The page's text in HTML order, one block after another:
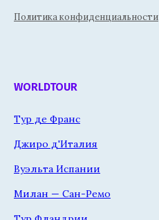
Политика конфиденциальности
WORLDTOUR
Тур де Франс
Джиро д'Италия
Вуэльта Испании
Милан — Сан-Ремо